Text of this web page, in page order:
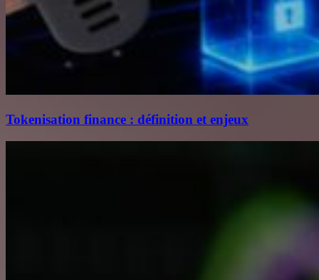
Tokenisation finance : définition et enjeux